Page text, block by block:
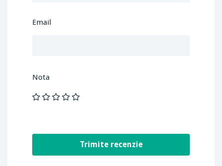
Email
Nota